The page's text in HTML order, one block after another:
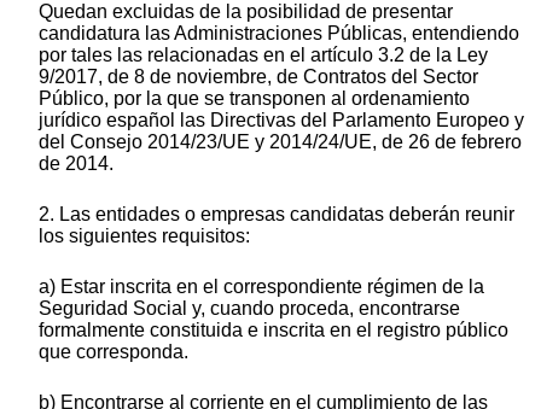
Quedan excluidas de la posibilidad de presentar
candidatura las Administraciones Públicas, entendiendo
por tales las relacionadas en el artículo 3.2 de la Ley
9/2017, de 8 de noviembre, de Contratos del Sector
Público, por la que se transponen al ordenamiento
jurídico español las Directivas del Parlamento Europeo y
del Consejo 2014/23/UE y 2014/24/UE, de 26 de febrero
de 2014.
2. Las entidades o empresas candidatas deberán reunir
los siguientes requisitos:
a) Estar inscrita en el correspondiente régimen de la
Seguridad Social y, cuando proceda, encontrarse
formalmente constituida e inscrita en el registro público
que corresponda.
b) Encontrarse al corriente en el cumplimiento de las